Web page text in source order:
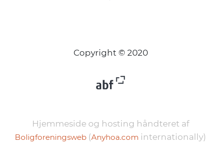
Copyright © 2020
Hjemmeside og hosting håndteret af
Boligforeningsweb (Anyhoa.com internationally)